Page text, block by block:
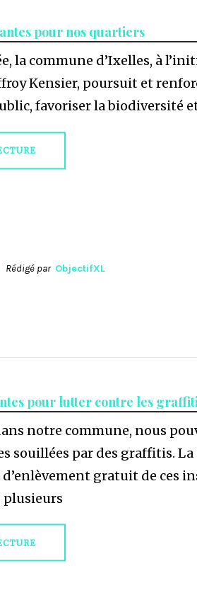
pour nos quartiers
la commune d’Ixelles, à
Kensier, poursuit et
favoriser la biodiversité
Rédigé par ObjectifXL
pour lutter contre les
notre commune, nous
souillées par des graffitis.
d’enlèvement gratuit de ces